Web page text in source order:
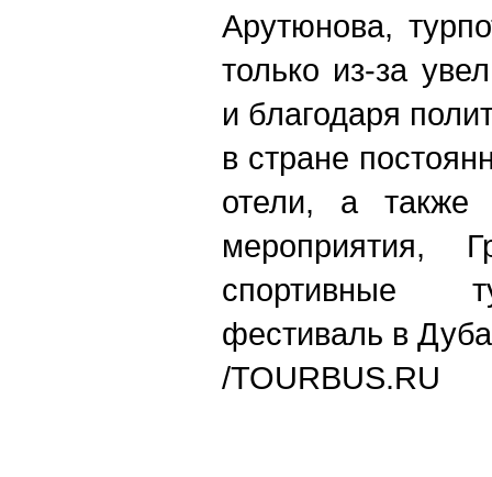
Арутюнова,
только из-за
и благодаря
в стране
отели, а также
мероприятия,
спортивные
фестиваль в
/TOURBUS.RU